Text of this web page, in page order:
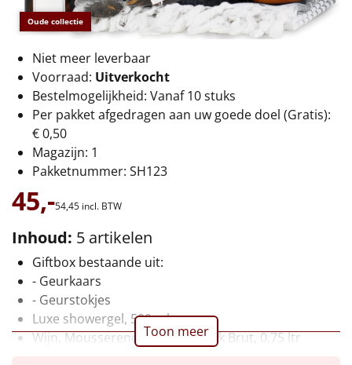
Origineel
Luxe
Mannen
Vrouwen
Duurzaam
Leuke
Goedkope
Uniek
Alle thema's
Oude collectie
Niet meer leverbaar
Voorraad: Uitverkocht
Bestelmogelijkheid: Vanaf 10 stuks
Per pakket afgedragen aan uw goede doel (Gratis):
€ 0,50
Magazijn: 1
Pakketnummer: SH123
45,-54,45 incl. BTW
Inhoud: 5 artikelen
Giftbox bestaande uit:
- Geurkaars
- Geurstokjes
Luxe showergel, 500 ml
Wijn, Mousserend, Graham Beck Brut, 0,75 ltr
Toon meer